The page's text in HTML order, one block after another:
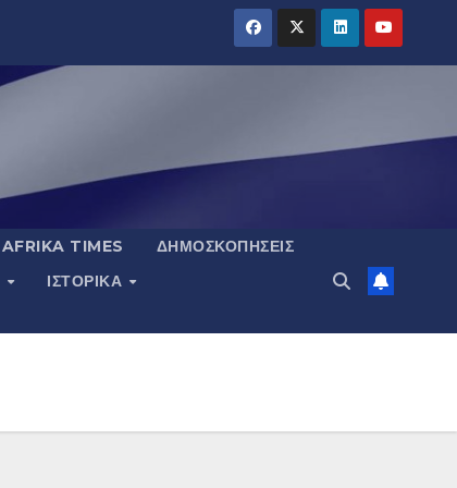
AFRIKA TIMES
ΔΗΜΟΣΚΟΠΉΣΕΙΣ
ΙΣΤΟΡΙΚΆ